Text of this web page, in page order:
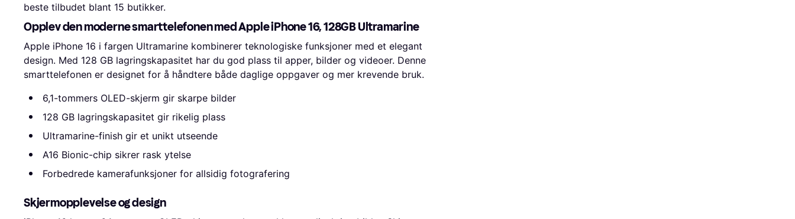
beste tilbudet blant 15 butikker.
Opplev den moderne smarttelefonen med Apple iPhone 16, 128GB Ultramarine
Apple iPhone 16 i fargen Ultramarine kombinerer teknologiske funksjoner med et elegant
design. Med 128 GB lagringskapasitet har du god plass til apper, bilder og videoer. Denne
smarttelefonen er designet for å håndtere både daglige oppgaver og mer krevende bruk.
6,1-tommers OLED-skjerm gir skarpe bilder
128 GB lagringskapasitet gir rikelig plass
Ultramarine-finish gir et unikt utseende
A16 Bionic-chip sikrer rask ytelse
Forbedrede kamerafunksjoner for allsidig fotografering
Skjermopplevelse og design